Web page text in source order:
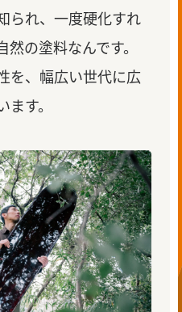
られ、一度硬化すれ
の塗料なんです。
を、幅広い世代に広
す。